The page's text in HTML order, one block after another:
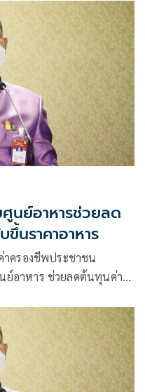
นย์อาหารช่วยลด
นราคาอาหาร
าครองชีพประชาชน
ย์อาหาร ช่วยลดต้นทุนค่า